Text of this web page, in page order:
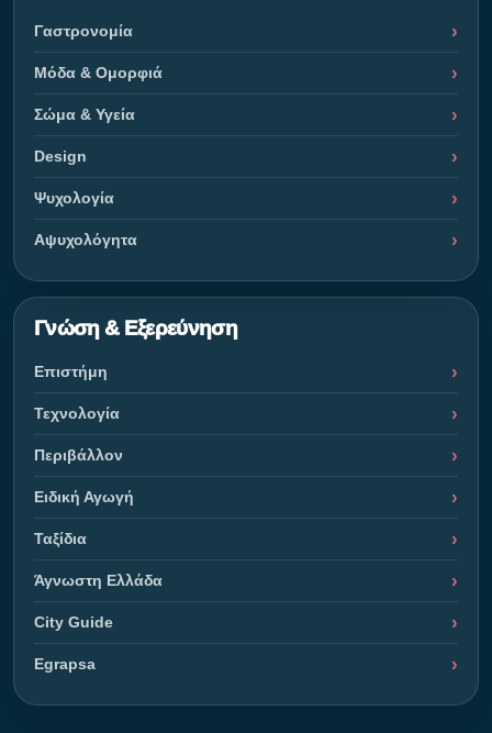
Γαστρονομία
Μόδα & Ομορφιά
Σώμα & Υγεία
Design
Ψυχολογία
Αψυχολόγητα
Γνώση & Εξερεύνηση
Επιστήμη
Τεχνολογία
Περιβάλλον
Ειδική Αγωγή
Ταξίδια
Άγνωστη Ελλάδα
City Guide
Egrapsa